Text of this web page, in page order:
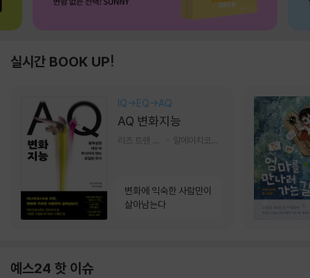
실시간 BOOK UP!
IQ→EQ→AQ
AQ 변화지능
변화에 익숙한 사람만이
살아남는다
예스24 핫 이슈